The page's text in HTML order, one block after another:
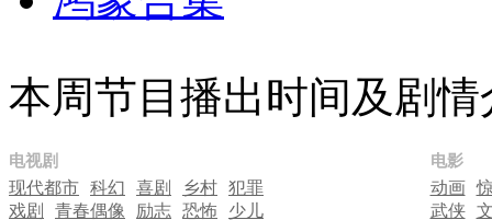
本周节目播出时间及剧情
电视剧
现代都市 科幻 喜剧 乡村 犯罪
戏剧
青春偶像 励志 恐怖
少儿
电影
动画
武侠